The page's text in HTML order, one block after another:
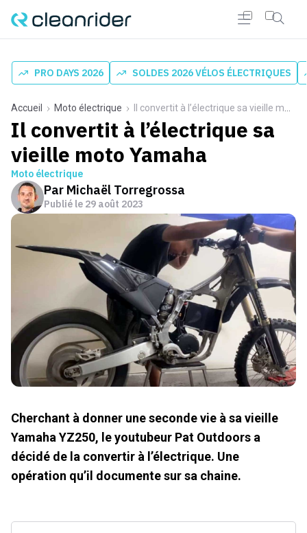
PRO DAYS 2026 SOLDES 2026 VÉLOS ÉLECTRIQUES
Accueil Moto électrique Il convertit à l’électrique sa vieille moto Yamaha
Il convertit à l’électrique sa
vieille moto Yamaha
Moto électrique
Par Michaël Torregrossa
Publié le 29 août 2023
Cherchant à donner une seconde vie à sa vieille
Yamaha YZ250, le youtubeur Pat Outdoors a
décidé de la convertir à l’électrique. Une
opération qu’il documente sur sa chaine.